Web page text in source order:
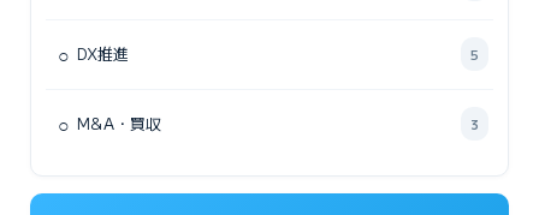
○ DX推進 5
○ M&A・買収 3